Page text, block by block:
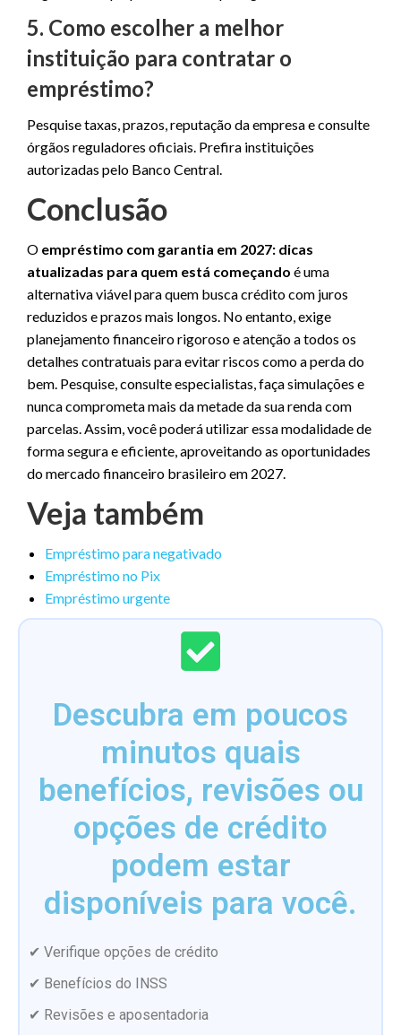
5. Como escolher a melhor
instituição para contratar o
empréstimo?
Pesquise taxas, prazos, reputação da empresa e consulte
órgãos reguladores oficiais. Prefira instituições
autorizadas pelo Banco Central.
Conclusão
O empréstimo com garantia em 2027: dicas
atualizadas para quem está começando é uma
alternativa viável para quem busca crédito com juros
reduzidos e prazos mais longos. No entanto, exige
planejamento financeiro rigoroso e atenção a todos os
detalhes contratuais para evitar riscos como a perda do
bem. Pesquise, consulte especialistas, faça simulações e
nunca comprometa mais da metade da sua renda com
parcelas. Assim, você poderá utilizar essa modalidade de
forma segura e eficiente, aproveitando as oportunidades
do mercado financeiro brasileiro em 2027.
Veja também
Empréstimo para negativado
Empréstimo no Pix
Empréstimo urgente
Descubra em poucos
minutos quais
benefícios, revisões ou
opções de crédito
podem estar
disponíveis para você.
✔ Verifique opções de crédito
✔ Benefícios do INSS
✔ Revisões e aposentadoria